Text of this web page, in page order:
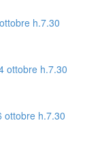
h.7.30
ottobre h.7.30
ottobre h.7.30